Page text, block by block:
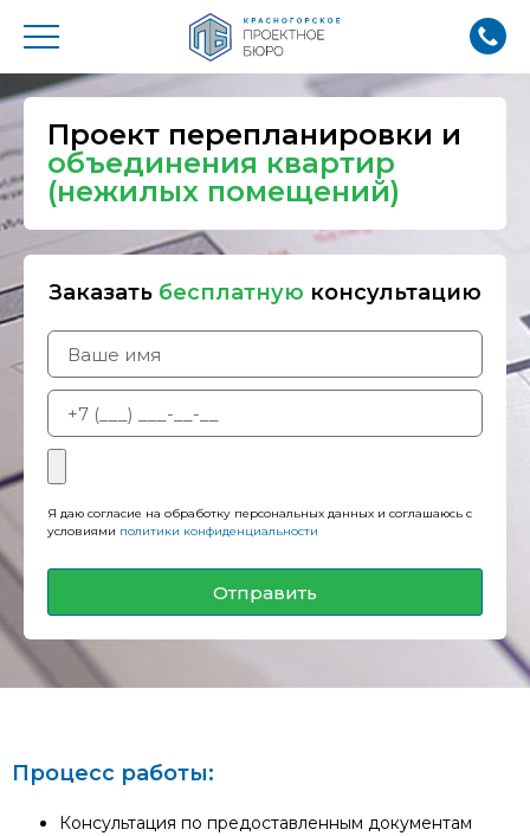
Проект перепланировки и
объединения квартир
(нежилых помещений)
Заказать бесплатную консультацию
Я даю согласие на обработку персональных данных и соглашаюсь с
условиями политики конфиденциальности
Отправить
Процесс работы:
Консультация по предоставленным документам